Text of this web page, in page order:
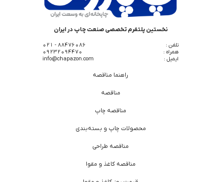
نخستین پلتفرم تخصصی صنعت چاپ در ایران
تلفن :
88476086 - 021
همراه :
09232094470
ایمیل :
info@chapazon.com
راهنما مناقصه
مناقصه
مناقصه چاپ
محصولات چاپ و بسته‌بندی
مناقصه طراحی
مناقصه کاغذ و مقوا